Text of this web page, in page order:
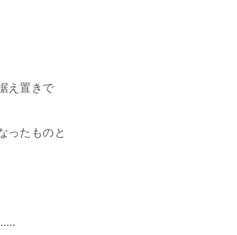
え置きで
ったものと